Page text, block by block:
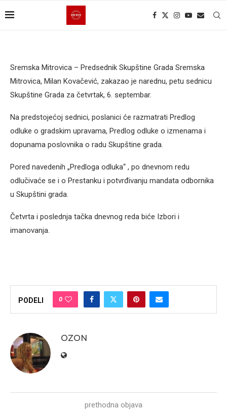
Sremska Mitrovica – Predsednik Skupštine Grada Sremska
Mitrovica, Milan Kovačević, zakazao je narednu, petu sednicu
Skupštine Grada za četvrtak, 6. septembar.
Na predstojećoj sednici, poslanici će razmatrati Predlog
odluke o gradskim upravama, Predlog odluke o izmenama i
dopunama poslovnika o radu Skupštine grada.
Pored navedenih „Predloga odluka“ , po dnevnom redu
odlučivaće se i o Prestanku i potvrđivanju mandata odbornika
u Skupštini grada.
Četvrta i poslednja tačka dnevnog reda biće Izbori i
imanovanja.
PODELI 0
OZON
prethodna objava